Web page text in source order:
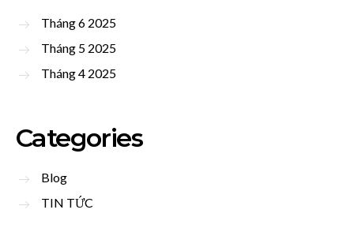
Tháng 6 2025
Tháng 5 2025
Tháng 4 2025
Categories
Blog
TIN TỨC